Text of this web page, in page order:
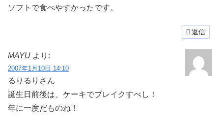
ソフトで食べやすかったです。
返信
MAYU より:
2007年1月10日 14:10
るりるりさん
誕生日前後は、ケーキでブレイクすべし！
年に一度だものね！